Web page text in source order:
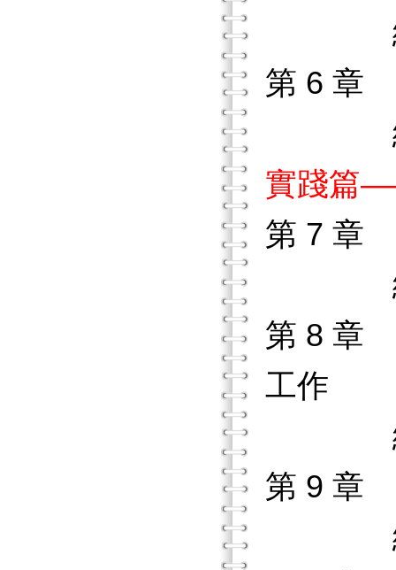
練習
第 6 章
練習
實踐篇
第 7 章
練習
第 8 章
工作
練習
第 9 章
練習